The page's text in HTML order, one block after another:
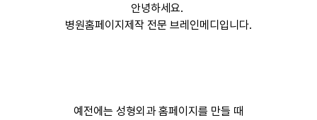
안녕하세요.
병원홈페이지제작 전문 브레인메디입니다.
예전에는 성형외과 홈페이지를 만들 때